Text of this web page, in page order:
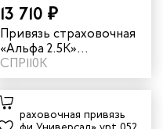
13 710 ₽
Привязь страховочная
«Альфа 2.5К»
огнеупорная vnt 425К
СПР110К